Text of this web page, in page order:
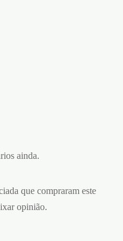
ainda.
que compraram este
opinião.